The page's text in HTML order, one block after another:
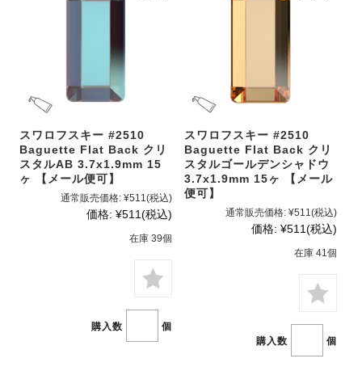
スワロフスキー #2510
Baguette Flat Back クリ
スタルAB 3.7x1.9mm 15
ヶ 【メール便可】
通常販売価格: ¥511(税込)
価格: ¥511(税込)
在庫 39個
購入数 個
スワロフスキー #2510
Baguette Flat Back クリ
スタルゴールデンシャドウ
3.7x1.9mm 15ヶ 【メール
便可】
通常販売価格: ¥511(税込)
価格: ¥511(税込)
在庫 41個
購入数 個